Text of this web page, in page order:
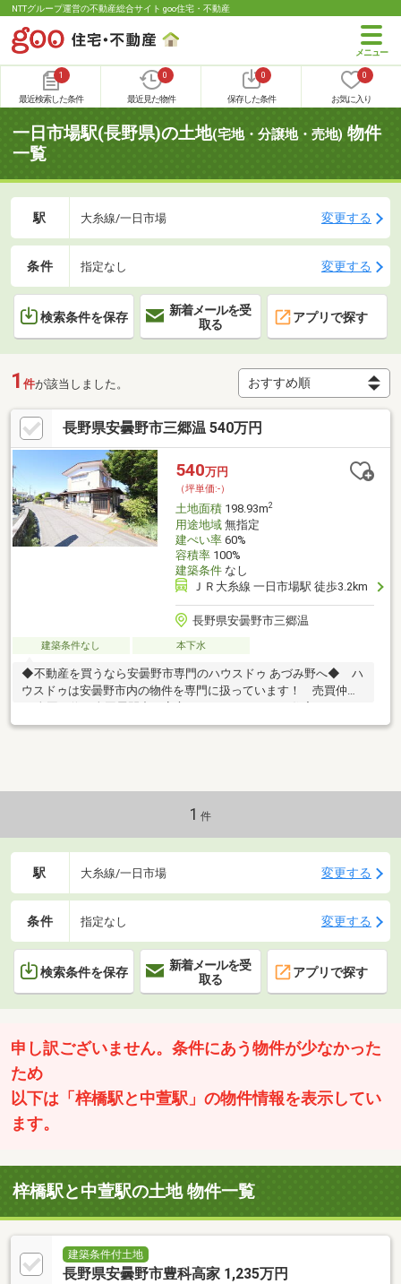
NTTグループ運営の不動産総合サイト goo住宅・不動産
1
最近検索した条件
0
最近見た物件
0
保存した条件
0
お気に入り
一日市場駅(長野県)の土地(宅地・分譲地・売地) 物件
一覧
駅 大糸線/一日市場 変更する
条件 指定なし 変更する
検索条件を保存
新着メールを受
取る
アプリで探す
1 件が該当しました。
長野県安曇野市三郷温 540万円
540万円
（坪単価:-）
土地面積198.93m2
用途地域無指定
建ぺい率60%
容積率100%
建築条件なし
ＪＲ大糸線 一日市場駅 徒歩3.2km
長野県安曇野市三郷温
建築条件なし 本下水
◆不動産を買うなら安曇野市専門のハウスドゥ あづみ野へ◆ ハ
ウスドゥは安曇野市内の物件を専門に扱っています！ 売買仲介
FC全国１位！全国展開中で安心のネットワーク！ 住宅ローン、
移住に関するご相談も受付中！【周辺環境情報 】 ◆ザ・ビッグ
◆建物解体後更地渡し
1 件
駅 大糸線/一日市場 変更する
条件 指定なし 変更する
検索条件を保存
新着メールを受
取る
アプリで探す
申し訳ございません。条件にあう物件が少なかった
ため
以下は「梓橋駅と中萱駅」の物件情報を表示してい
ます。
梓橋駅と中萱駅の土地 物件一覧
建築条件付土地
長野県安曇野市豊科高家 1,235万円